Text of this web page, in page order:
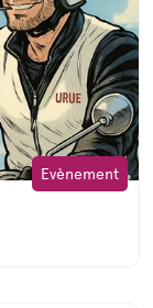
Evènement